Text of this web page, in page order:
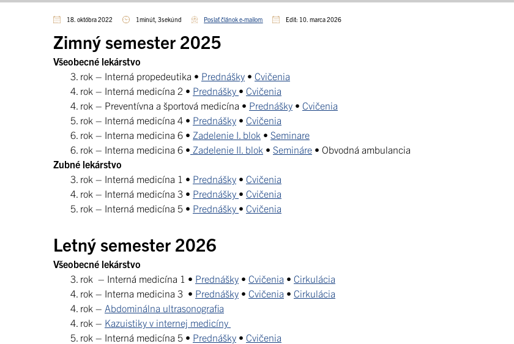
18. októbra 2022 1minút, 3sekúnd Poslať článok e-mailom Edit: 10. marca 2026
Zimný semester 2025
Všeobecné lekárstvo
3. rok – Interná propedeutika • Prednášky • Cvičenia
4. rok – Interná medicína 2 • Prednášky • Cvičenia
4. rok – Preventívna a športová medicína • Prednášky • Cvičenia
5. rok – Interná medicína 4 • Prednášky • Cvičenia
6. rok – Interna medicina 6 • Zadelenie I. blok • Seminare
6. rok – Interna medicina 6 • Zadelenie II. blok • Semináre • Obvodná ambulancia
Zubné lekárstvo
3. rok – Interná medicína 1 • Prednášky • Cvičenia
4. rok – Interná medicína 3 • Prednášky • Cvičenia
5. rok – Interná medicína 5 • Prednášky • Cvičenia
Letný semester 2026
Všeobecné lekárstvo
3. rok – Interná medicína 1 • Prednášky • Cvičenia • Cirkulácia
4. rok – Interna medicina 3 • Prednášky • Cvičenia • Cirkulácia
4. rok – Abdominálna ultrasonografia
4. rok – Kazuistiky v internej medicíny
5. rok – Interná medicína 5 • Prednášky • Cvičenia